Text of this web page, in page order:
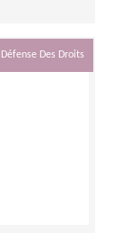
Défense Des Droits